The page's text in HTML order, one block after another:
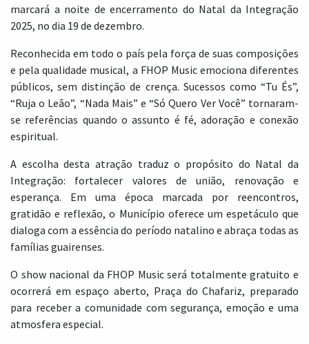
marcará a noite de encerramento do Natal da Integração
2025, no dia 19 de dezembro.
Reconhecida em todo o país pela força de suas composições
e pela qualidade musical, a FHOP Music emociona diferentes
públicos, sem distinção de crença. Sucessos como “Tu És”,
“Ruja o Leão”, “Nada Mais” e “Só Quero Ver Você” tornaram-
se referências quando o assunto é fé, adoração e conexão
espiritual.
A escolha desta atração traduz o propósito do Natal da
Integração: fortalecer valores de união, renovação e
esperança. Em uma época marcada por reencontros,
gratidão e reflexão, o Município oferece um espetáculo que
dialoga com a essência do período natalino e abraça todas as
famílias guairenses.
O show nacional da FHOP Music será totalmente gratuito e
ocorrerá em espaço aberto, Praça do Chafariz, preparado
para receber a comunidade com segurança, emoção e uma
atmosfera especial.